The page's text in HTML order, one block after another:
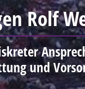
und
um die